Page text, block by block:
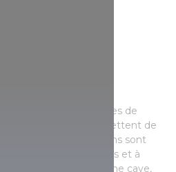
de nombreuses familles de
les traditions se transmettent de
De nombreux vignerons sont
connaissances pointues et à
vin lors de la visite d’une cave,